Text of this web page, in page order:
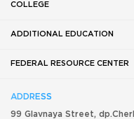
COLLEGE
ADDITIONAL EDUCATION
FEDERAL RESOURCE CENTER
ADDRESS
99 Glavnaya Street,